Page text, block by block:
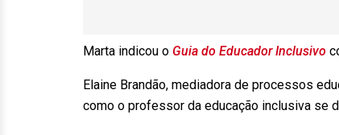
Marta indicou o Guia do Educador Inclusivo
Elaine Brandão, mediadora de processos
como o professor da educação inclusiva se